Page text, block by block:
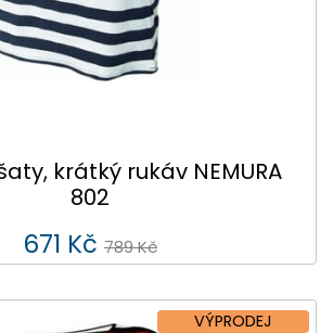
krátký rukáv NEMURA
802
671 Kč 789 Kč
VÝPRODEJ